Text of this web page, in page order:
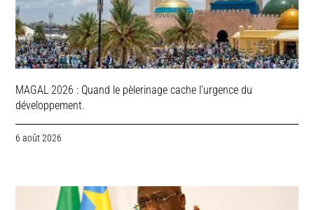
MAGAL 2026 : Quand le pèlerinage cache l’urgence du
développement.
6 août 2026